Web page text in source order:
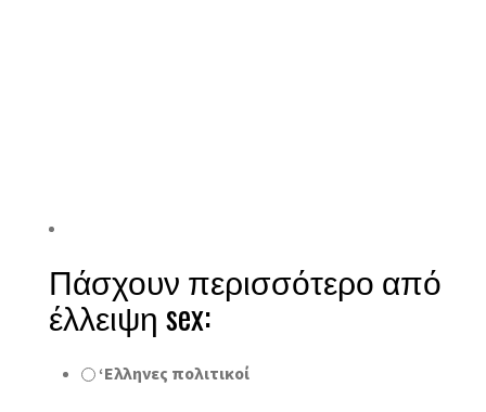
Πάσχουν περισσότερο από
έλλειψη sex:
‘Ελληνες πολιτικοί